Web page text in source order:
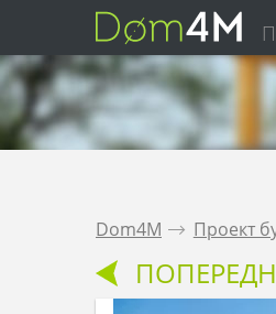
Dom4M . Проект